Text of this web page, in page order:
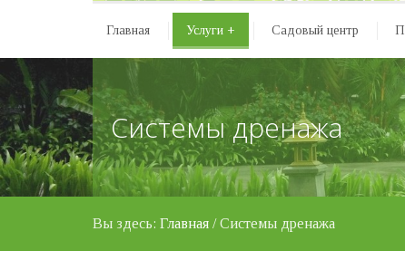
Главная Услуги + Садовый центр
Системы дренажа
Вы здесь: Главная /Системы дренажа